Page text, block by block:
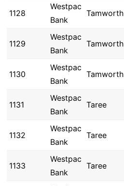
1128
Westpac
Bank
Tamworth
1129
Westpac
Bank
Tamworth
1130
Westpac
Bank
Tamworth
1131
Westpac
Bank
Taree
1132
Westpac
Bank
Taree
1133
Westpac
Bank
Taree